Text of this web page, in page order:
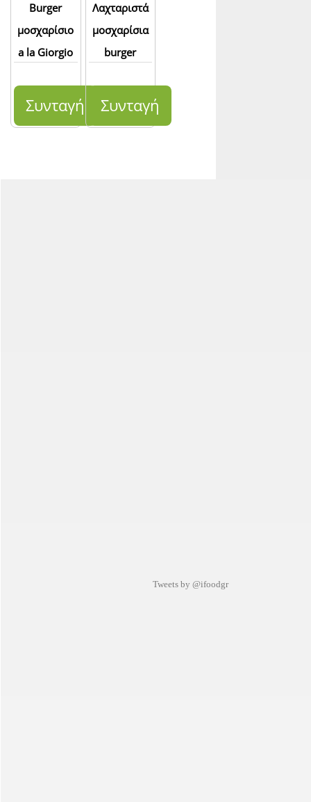
Burger
μοσχαρίσιο
a la Giorgio
Συνταγή
Λαχταριστά
μοσχαρίσια
burger
Συνταγή
Tweets by @ifoodgr